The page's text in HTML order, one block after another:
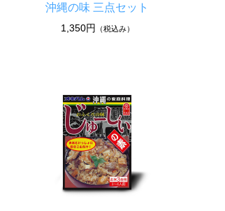
沖縄の味 三点セット
1,350円 （税込み）